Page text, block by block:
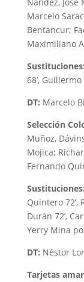
Marcelo
Bentancur;
Maximiliano
Sustituciones:
68’,
DT: Marcelo
Selección
Muñoz,
Mojica;
Fernando
Sustituciones:
Quintero 72’,
Durán 72’,
Yerry Mina
DT: Néstor
Tarjetas